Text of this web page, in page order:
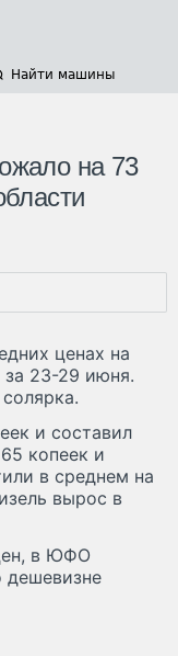
Найти машины
на 73
ценах на
за 23-29 июня.
и составил
копеек и
в среднем на
вырос в
в ЮФО
дешевизне